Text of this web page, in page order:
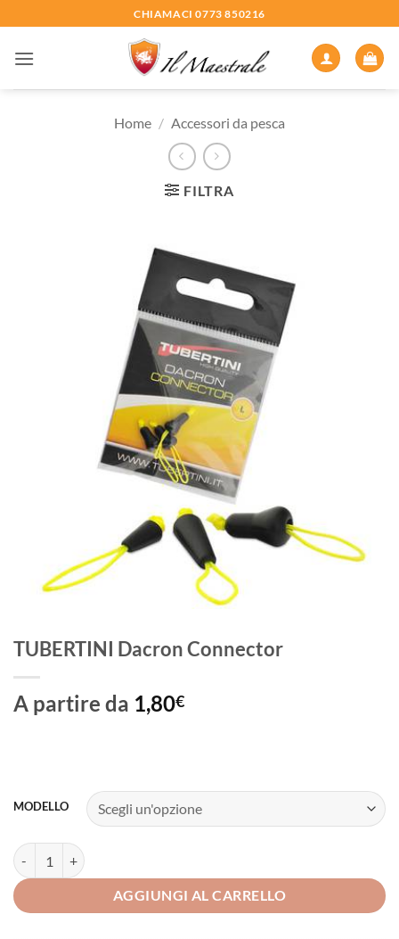
ai
contenuti
CHIAMACI 0773 850216
Home / Accessori da pesca
FILTRA
TUBERTINI Dacron Connector
A partire da 1,80€
MODELLO
TUBERTINI Dacron Connector quantità
AGGIUNGI AL CARRELLO